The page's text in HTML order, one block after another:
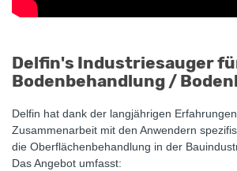
Delfin's Industriesauger
Bodenbehandlung /
Delfin hat dank der langjährigen
Zusammenarbeit mit den Anwendern
die Oberflächenbehandlung in der
Das Angebot umfasst: